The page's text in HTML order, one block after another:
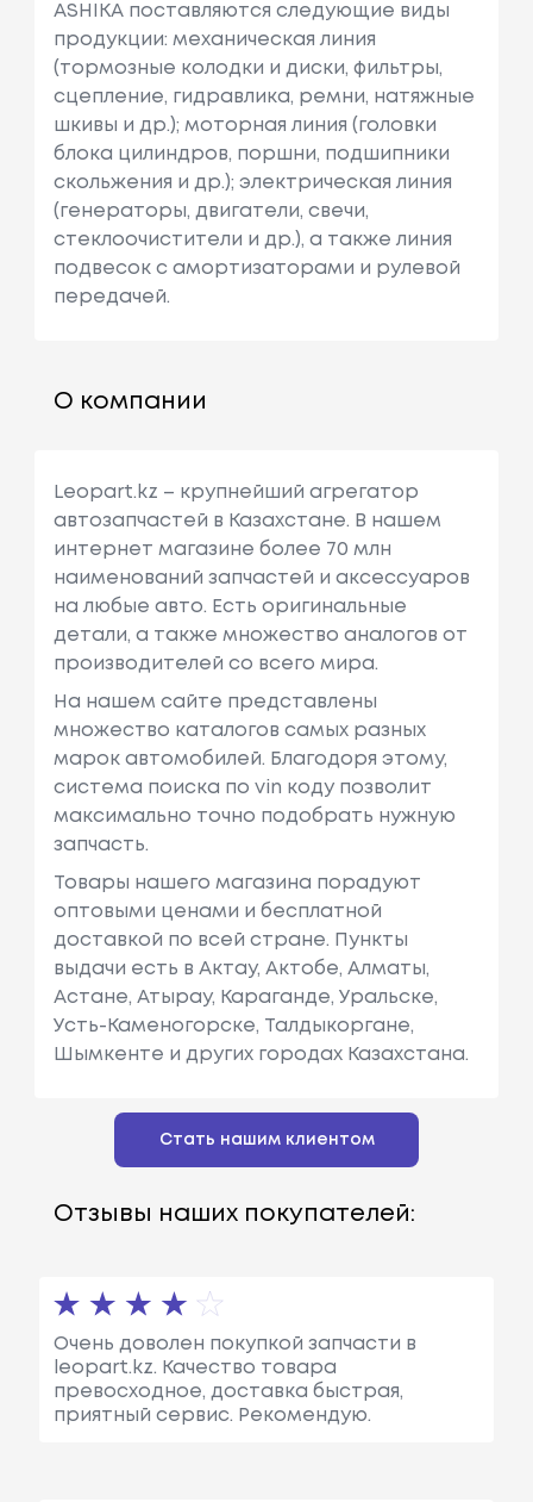
ASHIKA поставляются следующие виды
продукции: механическая линия
(тормозные колодки и диски, фильтры,
сцепление, гидравлика, ремни, натяжные
шкивы и др.); моторная линия (головки
блока цилиндров, поршни, подшипники
скольжения и др.); электрическая линия
(генераторы, двигатели, свечи,
стеклоочистители и др.), а также линия
подвесок с амортизаторами и рулевой
передачей.
О компании
Leopart.kz – крупнейший агрегатор
автозапчастей в Казахстане. В нашем
интернет магазине более 70 млн
наименований запчастей и аксессуаров
на любые авто. Есть оригинальные
детали, а также множество аналогов от
производителей со всего мира.
На нашем сайте представлены
множество каталогов самых разных
марок автомобилей. Благодоря этому,
система поиска по vin коду позволит
максимально точно подобрать нужную
запчасть.
Товары нашего магазина порадуют
оптовыми ценами и бесплатной
доставкой по всей стране. Пункты
выдачи есть в Актау, Актобе, Алматы,
Астане, Атырау, Караганде, Уральске,
Усть-Каменогорске, Талдыкоргане,
Шымкенте и других городах Казахстана.
Стать нашим клиентом
Отзывы наших покупателей:
Очень доволен покупкой запчасти в
leopart.kz. Качество товара
превосходное, доставка быстрая,
приятный сервис. Рекомендую.